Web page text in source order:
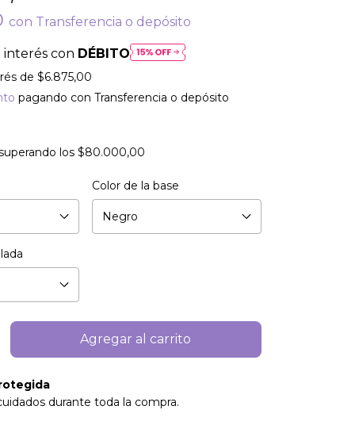
con Transferencia o depósito
interés con DÉBITO
de $6.875,00
pagando con Transferencia o depósito
los$80.000,00
Color de la base
durante toda la compra.